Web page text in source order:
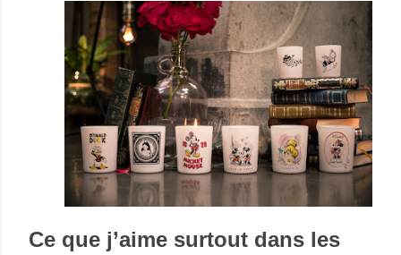
Ce que j’aime surtout dans les